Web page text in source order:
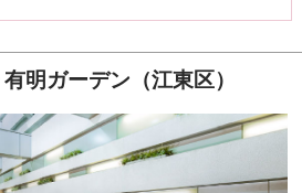
明ガーデン（江東区）